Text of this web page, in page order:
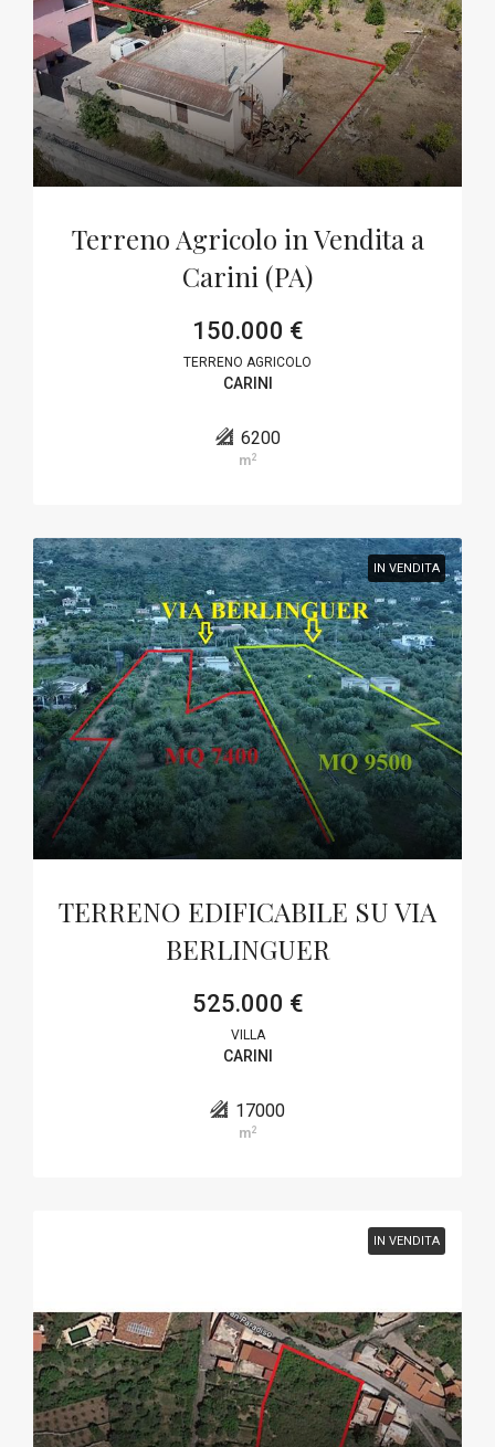
Terreno Agricolo in Vendita a
Carini (PA)
150.000 €
TERRENO AGRICOLO
CARINI
6200
m2
IN VENDITA
TERRENO EDIFICABILE SU VIA
BERLINGUER
525.000 €
VILLA
CARINI
17000
m2
IN VENDITA